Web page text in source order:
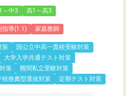
～中3 高1～高3
指導(1:1) 家庭教師
策
国公立中高一貫校受験対策
大学入学共通テスト対策
策
難関私立受験対策
校推薦型選抜対策
定期テスト対策